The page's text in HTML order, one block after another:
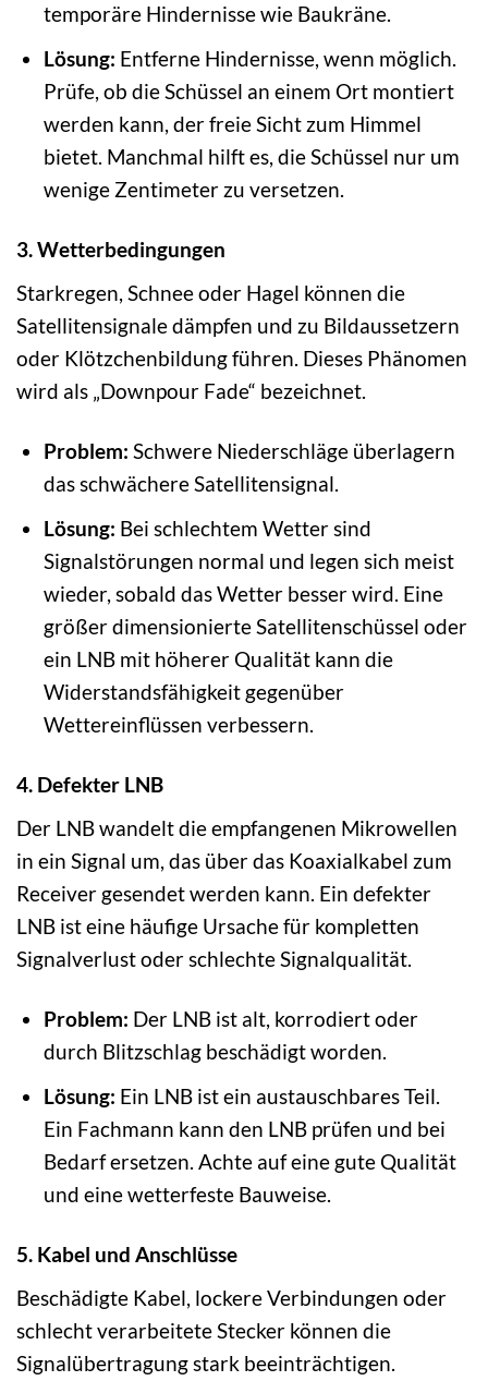
temporäre Hindernisse wie Baukräne.
Lösung: Entferne Hindernisse, wenn möglich.
Prüfe, ob die Schüssel an einem Ort montiert
werden kann, der freie Sicht zum Himmel
bietet. Manchmal hilft es, die Schüssel nur um
wenige Zentimeter zu versetzen.
3. Wetterbedingungen
Starkregen, Schnee oder Hagel können die
Satellitensignale dämpfen und zu Bildaussetzern
oder Klötzchenbildung führen. Dieses Phänomen
wird als „Downpour Fade“ bezeichnet.
Problem: Schwere Niederschläge überlagern
das schwächere Satellitensignal.
Lösung: Bei schlechtem Wetter sind
Signalstörungen normal und legen sich meist
wieder, sobald das Wetter besser wird. Eine
größer dimensionierte Satellitenschüssel oder
ein LNB mit höherer Qualität kann die
Widerstandsfähigkeit gegenüber
Wettereinflüssen verbessern.
4. Defekter LNB
Der LNB wandelt die empfangenen Mikrowellen
in ein Signal um, das über das Koaxialkabel zum
Receiver gesendet werden kann. Ein defekter
LNB ist eine häufige Ursache für kompletten
Signalverlust oder schlechte Signalqualität.
Problem: Der LNB ist alt, korrodiert oder
durch Blitzschlag beschädigt worden.
Lösung: Ein LNB ist ein austauschbares Teil.
Ein Fachmann kann den LNB prüfen und bei
Bedarf ersetzen. Achte auf eine gute Qualität
und eine wetterfeste Bauweise.
5. Kabel und Anschlüsse
Beschädigte Kabel, lockere Verbindungen oder
schlecht verarbeitete Stecker können die
Signalübertragung stark beeinträchtigen.